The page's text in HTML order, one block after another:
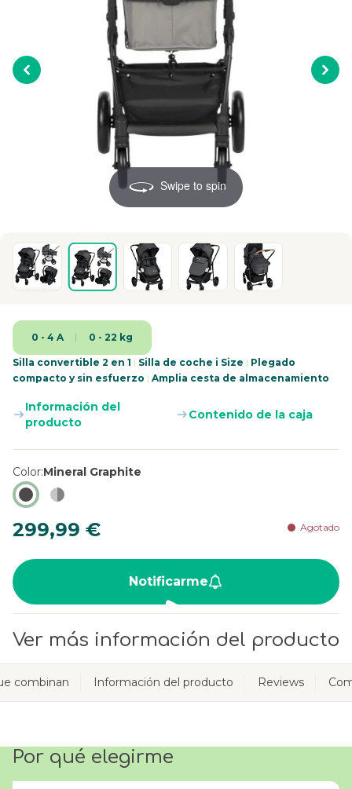
Swipe to spin
0 - 4 A 0 - 22 kg
Silla convertible 2 en 1 | Silla de coche i Size | Plegado
compacto y sin esfuerzo | Amplia cesta de almacenamiento
Información del
producto
Contenido de la caja
Color Mineral Graphite
299,99 € Agotado
Notificarme
Ver más información del producto
combinan Información del producto Reviews
Por qué elegirme